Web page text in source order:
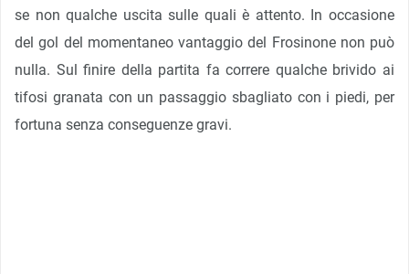
se non qualche uscita sulle quali è attento. In occasione
del gol del momentaneo vantaggio del Frosinone non può
nulla. Sul finire della partita fa correre qualche brivido ai
tifosi granata con un passaggio sbagliato con i piedi, per
fortuna senza conseguenze gravi.